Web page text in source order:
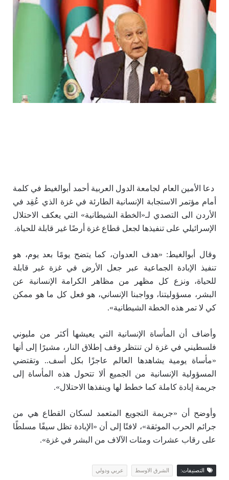
دعا الأمين العام لجامعة الدول العربية أحمد أبوالغيط في كلمة
أمام مؤتمر ‎الاستجابة الإنسانية الطارئة في غزة الذي عُقِد في
الأردن الى التصدي لـ«الخطة الشيطانية» التي يعكف الاحتلال
الإسرائيلي على تنفيذها لجعل قطاع غزة أرضًا غير قابلة للحياة.
وقال أبوالغيط: «هدف العدوان، كما يتضح يومًا بعد يوم، هو
تنفيذ الإبادة الجماعية عبر جعل الأرض في غزة غير قابلة
للحياة، ونزع كل مظهر من مظاهر الكرامة الإنسانية عن
البشر، مسؤوليتنا، وواجبنا الإنساني، هو فعل كل ما هو ممكن
كي لا تمر هذه الخطة الشيطانية».
وأضاف أن المأساة الإنسانية التي يعيشها أكثر من مليوني
فلسطيني في غزة لن تنتظر وقف إطلاق النار، مشيرًا إلى أنها
«مأساة يومية يشاهدها العالم عاجزًا بكل أسف.. وتقتضي
المسؤولية الإنسانية من الجميع ألا تتحول هذه المأساة إلى
جريمة إبادة كاملة كما خطط لها وينفذها الاحتلال».
وأوضح أن «جريمة التجويع المتعمد لسكان القطاع هي من
جرائم الحرب الموثقة»، لافتًا إلى أن «الإبادة تظل سيفًا مسلطًا
على رقاب عشرات ومئات الآلاف من البشر في غزة».
التصنيفات: الشرق الاوسط عربي ودولي